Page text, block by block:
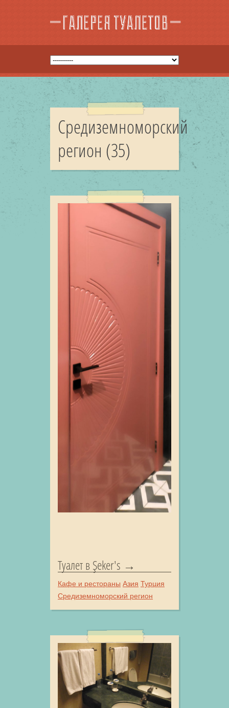
Средиземноморский
регион (35)
Туалет в Şeker's
Кафе и рестораны Азия Турция
Средиземноморский регион